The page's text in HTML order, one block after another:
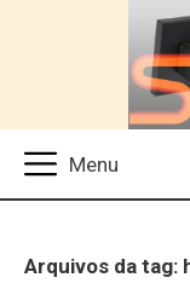
Arquivos da